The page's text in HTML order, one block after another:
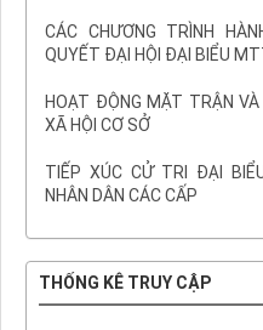
CÁC CHƯƠNG TRÌNH
QUYẾT ĐẠI HỘI ĐẠI BIỂU
HOẠT ĐỘNG MẶT TRẬN
XÃ HỘI CƠ SỞ
TIẾP XÚC CỬ TRI ĐẠI
NHÂN DÂN CÁC CẤP
THỐNG KÊ TRUY CẬP